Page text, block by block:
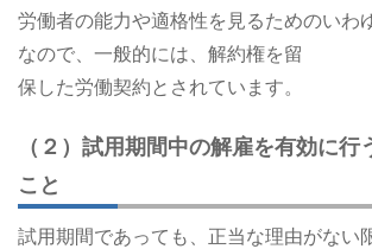
労働者の能力や適格性を見るためのいわ
なので、一般的には、解約権を留
保した労働契約とされています。
（２）試用期間中の解雇を有効に行
こと
試用期間であっても、正当な理由がない